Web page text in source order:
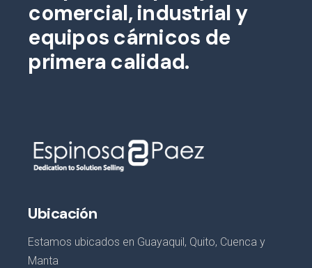
comercial, industrial y
equipos cárnicos de
primera calidad.
Ubicación
Estamos ubicados en Guayaquil, Quito, Cuenca y
Manta